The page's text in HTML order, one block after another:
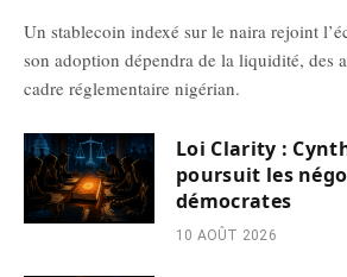
Un stablecoin indexé sur le naira rejoint
son adoption dépendra de la liquidité, des
cadre réglementaire nigérian.
Loi Clarity :
poursuit les
démocrates
10 AOÛT 2026